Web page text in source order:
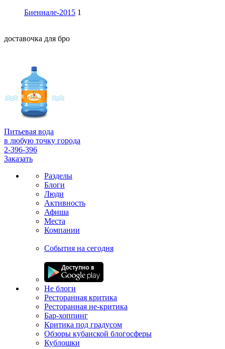
Биеннале-2015 1
доставочка для бро
Питьевая вода
в любую точку города
2-396-396
Заказать
Разделы
Блоги
Люди
Активность
Афиша
Места
Компании
События на сегодня
Не блоги
Ресторанная критика
Ресторанная не-критика
Бар-хоппинг
Критика под градусом
Обзоры кубанской блогосферы
Кублошки